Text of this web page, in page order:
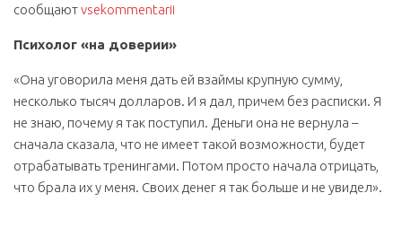
сообщаютvsekommentarii
Психолог «на доверии»
«Она уговорила меня дать ей взаймы крупную сумму,
несколько тысяч долларов. И я дал, причем без расписки. Я
не знаю, почему я так поступил. Деньги она не вернула –
сначала сказала, что не имеет такой возможности, будет
отрабатывать тренингами. Потом просто начала отрицать,
что брала их у меня. Своих денег я так больше и не увидел».